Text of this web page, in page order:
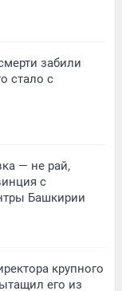
забили
стало с
— не рай,
с
Башкирии
крупного
его из